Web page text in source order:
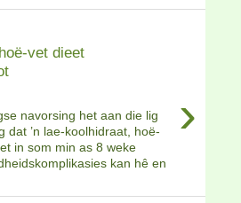
vet dieet
›
navorsing het aan die lig
dat ’n lae-koolhidraat, hoë-
in som min as 8 weke
kan hê en